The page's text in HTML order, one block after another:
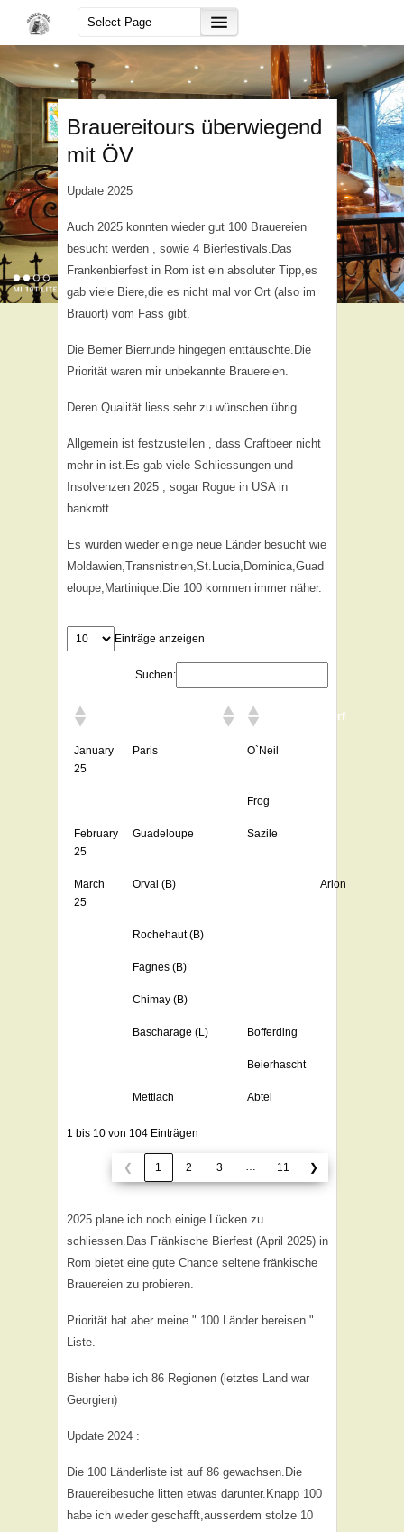
Brauereitours überwiegend
mit ÖV
Update 2025
Auch 2025 konnten wieder gut 100 Brauereien
besucht werden , sowie 4 Bierfestivals.Das
Frankenbierfest in Rom ist ein absoluter Tipp,es
gab viele Biere,die es nicht mal vor Ort (also im
Brauort) vom Fass gibt.
Die Berner Bierrunde hingegen enttäuschte.Die
Priorität waren mir unbekannte Brauereien.
Deren Qualität liess sehr zu wünschen übrig.
Allgemein ist festzustellen , dass Craftbeer nicht
mehr in ist.Es gab viele Schliessungen und
Insolvenzen 2025 , sogar Rogue in USA in
bankrott.
Es wurden wieder einige neue Länder besucht wie
Moldawien,Transnistrien,St.Lucia,Dominica,Guad
eloupe,Martinique.Die 100 kommen immer näher.
Einträge anzeigen
Suchen:
Bierfestivals
January
25
Paris O`Neil
Frog
February
25
Guadeloupe Sazile
March
25
Orval (B) Arlon
Rochehaut (B)
Fagnes (B)
Chimay (B)
Bascharage (L) Bofferding
Beierhascht
Mettlach Abtei
1 bis 10 von 104 Einträgen
❮ 1 2 3 … 11 ❯
2025 plane ich noch einige Lücken zu
schliessen.Das Fränkische Bierfest (April 2025) in
Rom bietet eine gute Chance seltene fränkische
Brauereien zu probieren.
Priorität hat aber meine " 100 Länder bereisen "
Liste.
Bisher habe ich 86 Regionen (letztes Land war
Georgien)
Update 2024 :
Die 100 Länderliste ist auf 86 gewachsen.Die
Brauereibesuche litten etwas darunter.Knapp 100
habe ich wieder geschafft,ausserdem stolze 10